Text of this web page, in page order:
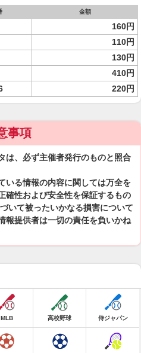
金額
160円
110円
130円
410円
220円
事項
は、必ず主催者発行のものと照合
いる情報の内容に関しては万全を
確性および安全性を保証するもの
いて被ったいかなる損害について
報提供者は一切の責任を負いかね
MLB 高校野球 侍ジャパン